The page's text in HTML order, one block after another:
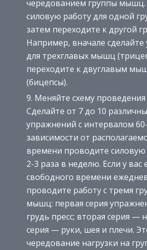
чередованием группы
силовую работу для одной
затем переходите к другой
Например, вначале
для трехглавых мышц
переходите к двуглавым
(бицепсы).
Меняйте схему
Сделайте от 7 до 10
упражнений с интервалом
зависимости от
времени проводите
2-3 раза в неделю. Если у вас
свободного времени
проводите работу с тремя
мышц: первая серия
грудь пресс; вторая серия —
серия — руки, шея и плечи.
чередование нагрузки на